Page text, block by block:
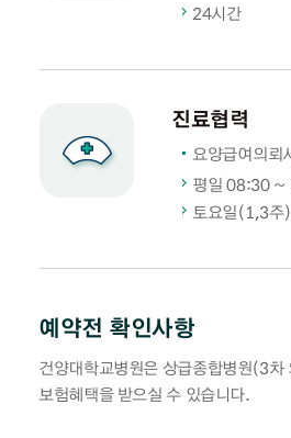
24시간
진료협력
요양급여의뢰
평일 08:30
토요일(1,3
예약전 확인사항
건양대학교병원은 상급종합병원(3
보험혜택을 받으실 수 있습니다.